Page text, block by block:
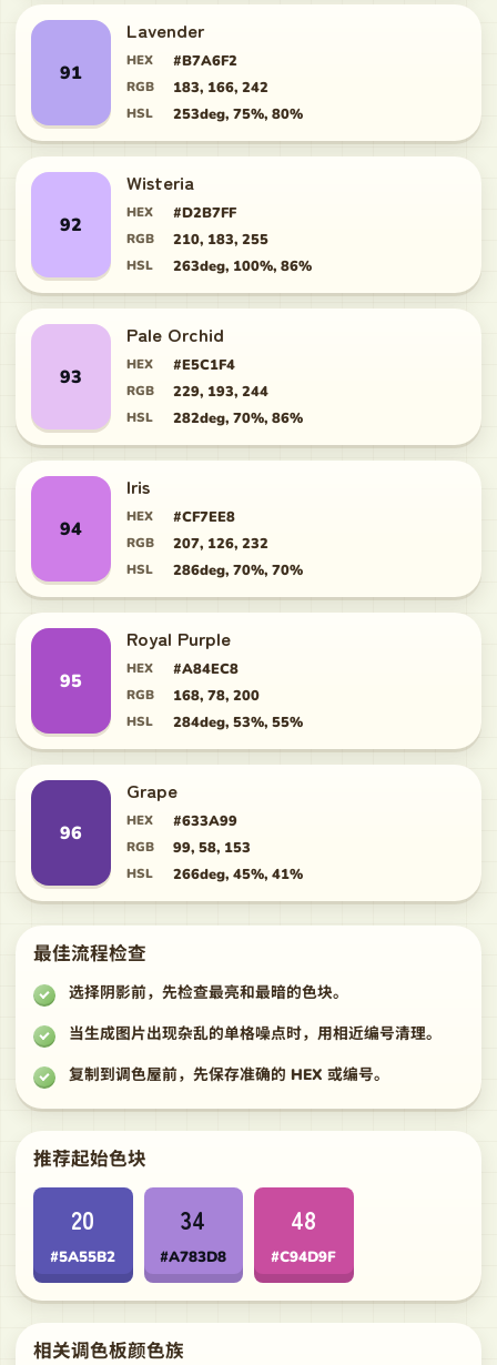
91
Lavender
HEX #B7A6F2
RGB 183, 166, 242
HSL 253deg, 75%, 80%
92
Wisteria
HEX #D2B7FF
RGB 210, 183, 255
HSL 263deg, 100%, 86%
93
Pale Orchid
HEX #E5C1F4
RGB 229, 193, 244
HSL 282deg, 70%, 86%
94
Iris
HEX #CF7EE8
RGB 207, 126, 232
HSL 286deg, 70%, 70%
95
Royal Purple
HEX #A84EC8
RGB 168, 78, 200
HSL 284deg, 53%, 55%
96
Grape
HEX #633A99
RGB 99, 58, 153
HSL 266deg, 45%, 41%
最佳流程检查
选择阴影前，先检查最亮和最暗的色块。
当生成图片出现杂乱的单格噪点时，用相近编号清理。
复制到调色屋前，先保存准确的 HEX 或编号。
推荐起始色块
20
#5A55B2
34
#A783D8
48
#C94D9F
相关调色板颜色族